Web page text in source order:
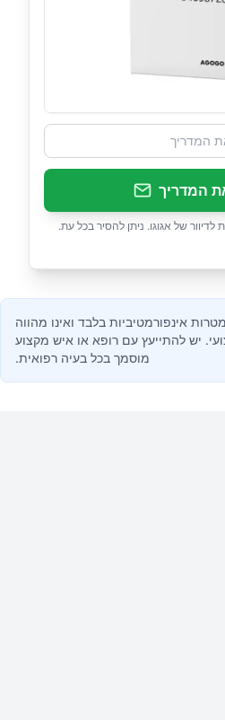
המדריך
של אגוגו. ניתן להסיר בכל עת.
אינפורמטיביות בלבד ואינו מהווה
יש להתייעץ עם רופא או איש מקצוע
מוסמך בכל בעיה רפואית.